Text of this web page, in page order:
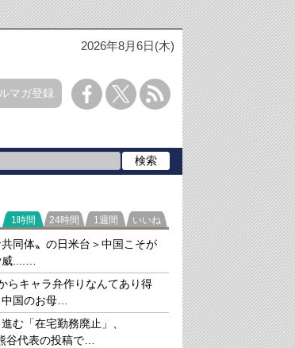
2026年8月6日(木)
マガ登録
ランキング
1時間 24時間 1週間 いいね
共同体〟の日米台＞中国こそが
....…
らキャラ弁作りなんてあり得
国のお母…
む「在宅勤務廃止」、
谷代表の投稿で…